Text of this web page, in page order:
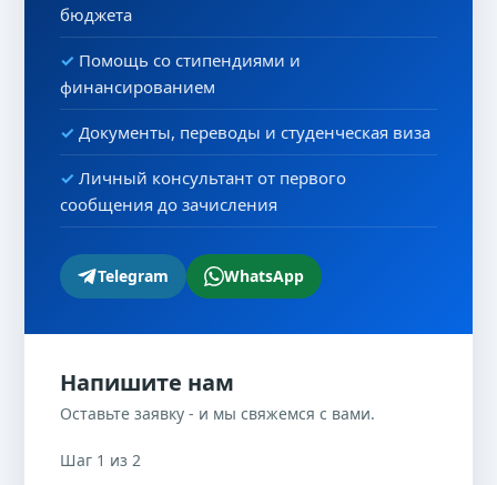
бюджета
Помощь со стипендиями и
финансированием
Документы, переводы и студенческая виза
Личный консультант от первого
сообщения до зачисления
Telegram WhatsApp
Напишите нам
Оставьте заявку - и мы свяжемся с вами.
Шаг 1 из 2